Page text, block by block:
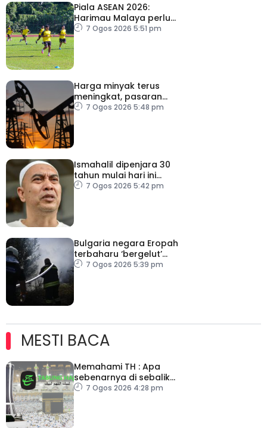
Piala ASEAN 2026:
Harimau Malaya perlu
lebih agresif
7 Ogos 2026 5:51 pm
Harga minyak terus
meningkat, pasaran
saham merosot ekoran
7 Ogos 2026 5:48 pm
Ismahalil dipenjara 30
tahun mulai hari ini
kerana edar dadah
7 Ogos 2026 5:42 pm
Bulgaria negara Eropah
terbaharu ‘bergelut’
kebakaran hutan
7 Ogos 2026 5:39 pm
MESTI BACA
Memahami TH : Apa
sebenarnya di sebalik
angka
7 Ogos 2026 4:28 pm